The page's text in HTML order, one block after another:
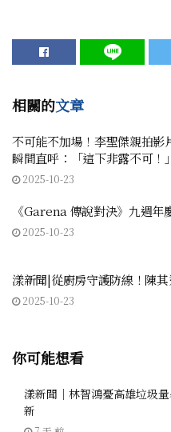
相關的文章
不可能不加場！李聖傑親拍影
瞬間直呼：「這下非露不可！」
2025-10-23
《Garena 傳說對決》九週年
2025-10-23
漾新聞|從廚房守護防線！陳
2025-10-23
你可能想看
漾新聞｜林智鴻憂高雄垃圾
新